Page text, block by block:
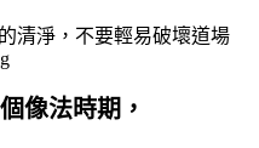
像法時期，